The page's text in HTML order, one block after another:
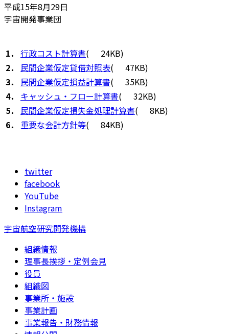
平成15年8月29日
宇宙開発事業団
1． 行政コスト計算書(
24KB)
2．
民間企業仮定貸借対照表(
47KB)
3．
民間企業仮定損益計算書(
35KB)
4．
キャッシュ・フロー計算書(
32KB)
5．
民間企業仮定損失金処理計算書(
8KB)
6．
重要な会計方針等( 84KB)
twitter
facebook
YouTube
Instagram
宇宙航空研究開発機構
組織情報
理事長挨拶・定例会見
役員
組織図
事業所・施設
事業計画
事業報告・財務情報